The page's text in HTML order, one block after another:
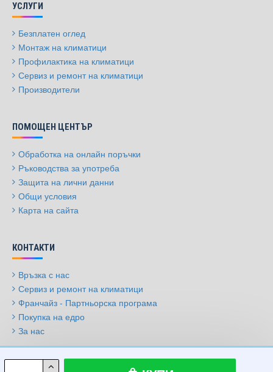
УСЛУГИ
Безплатен оглед
Монтаж на климатици
Профилактика на климатици
Сервиз и ремонт на климатици
Производители
ПОМОЩЕН ЦЕНТЪР
Обработка на онлайн поръчки
Ръководства за употреба
Защита на лични данни
Общи условия
Карта на сайта
КОНТАКТИ
Връзка с нас
Сервиз и ремонт на климатици
Франчайз - Партньорска програма
Покупка на едро
За нас
© 2009-2026, Климатици.бг, Всички права запазени